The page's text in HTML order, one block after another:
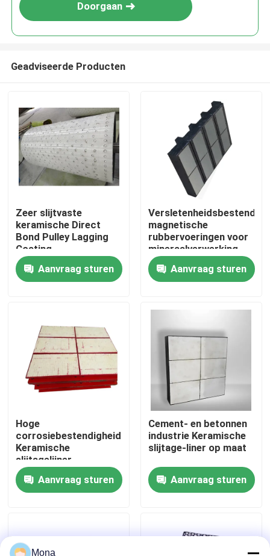
Thuis
Producten
Videos
Fabrieksreis
Contacteer ons
nieuws
Alumina Ceramische Voering
Doorgaan
Geadviseerde Producten
Zeer slijtvaste
keramische Direct
Bond Pulley Lagging
Coating
Aanvraag sturen
Versletenheidsbestendige
magnetische
rubbervoeringen voor
mineraalverwerking
Aanvraag sturen
Hoge
corrosiebestendigheid
Keramische
slijtagelijner
Abrasiebestendig
Aanvraag sturen
Cement- en betonnen
industrie Keramische
slijtage-liner op maat
Aanvraag sturen
Mona